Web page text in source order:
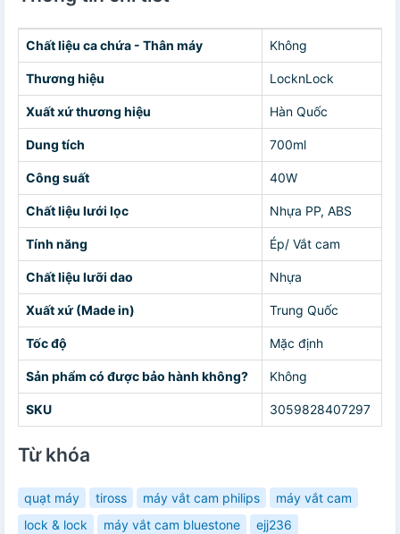
Chất liệu ca chứa - Thân máy Không
Thương hiệu LocknLock
Xuất xứ thương hiệu Hàn Quốc
Dung tích 700ml
Công suất 40W
Chất liệu lưới lọc Nhựa PP, ABS
Tính năng Ép/ Vắt cam
Chất liệu lưỡi dao Nhựa
Xuất xứ (Made in) Trung Quốc
Tốc độ Mặc định
Sản phẩm có được bảo hành không? Không
SKU 3059828407297
Từ khóa
quạt máy tiross máy vắt cam philips
máy vắt cam
lock & lock
máy vắt cam bluestone
ejj236